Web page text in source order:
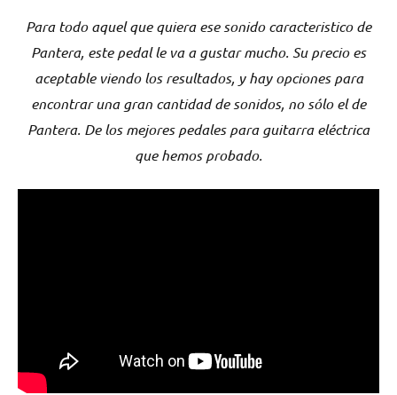
Para todo aquel que quiera ese sonido caracteristico de
Pantera, este pedal le va a gustar mucho. Su precio es
aceptable viendo los resultados, y hay opciones para
encontrar una gran cantidad de sonidos, no sólo el de
Pantera. De los mejores pedales para guitarra eléctrica
que hemos probado.